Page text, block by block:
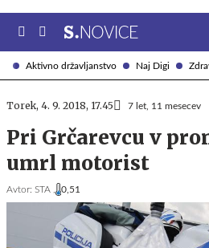
Aktivno državljanstvo Naj Digi
Torek, 4. 9. 2018, 17.45 7 let, 11 mesecev
Pri Grčarevcu v
umrl motorist
Avtor: STA , 0,51